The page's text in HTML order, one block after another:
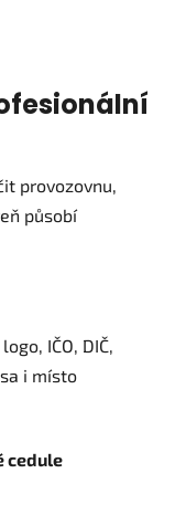
provozovnu,
působí
IČO, DIČ,
i místo
cedule